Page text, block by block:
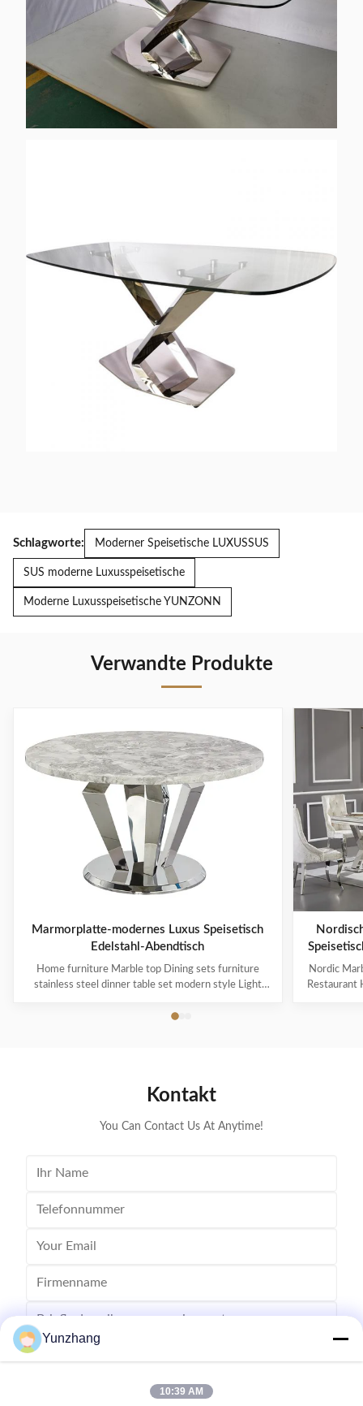
Schlagworte: Moderner Speisetische LUXUSSUS
SUS moderne Luxusspeisetische
Moderne Luxusspeisetische YUNZONN
Verwandte Produkte
Marmorplatte-modernes Luxus Speisetisch
Edelstahl-Abendtisch
Home furniture Marble top Dining sets furniture
stainless steel dinner table set modern style Light
emphasizes the luxury experience in simpleness. It
Nordic
Restaurant
Kontakt
You Can Contact Us At Anytime!
Yunzhang
10:39 AM